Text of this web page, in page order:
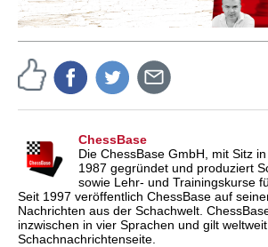
ChessBase
Die ChessBase GmbH, mit Sitz
1987 gegründet und produziert
sowie Lehr- und Trainingskurse
Seit 1997 veröffentlich ChessBase auf
Nachrichten aus der Schachwelt.
inzwischen in vier Sprachen und gilt
Schachnachrichtenseite.